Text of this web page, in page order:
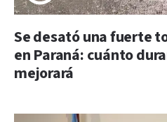
Se desató una fuerte
en Paraná: cuánto
mejorará